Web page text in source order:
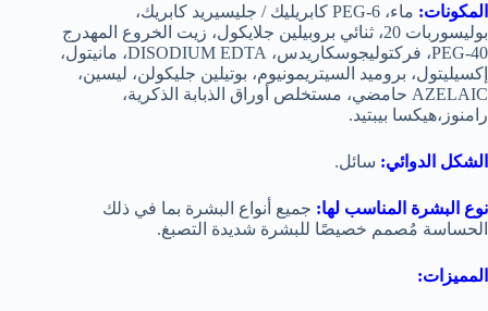
المكونات:
ماء، PEG-6 كابريليك / جليسيريد كابريك،
بوليسوربات 20، ثنائي بروبيلين جلايكول، زيت الخروع المهدرج
PEG-40، فركتوليجوسكاريدس، DISODIUM EDTA، مانيتول،
إكسيليتول، بروميد السيتريمونيوم، بوتيلين جليكولن، ليسين،
AZELAIC حامضي، مستخلص أوراق الذبابة الذكرية،
رامنوز،هيكسا بيبتيد.
الشكل الدوائي: سائل.
نوع البشرة المناسب لها: جميع أنواع البشرة بما في ذلك
الحساسة مُصمم خصيصًا للبشرة شديدة التصبغ.
المميزات: